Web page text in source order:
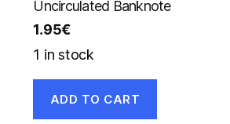
Uncirculated Banknote
1.95€
1 in stock
ADD TO CART